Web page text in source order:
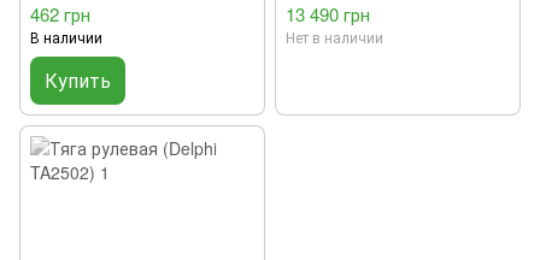
462 грн
В наличии
Купить
13 490 грн
Нет в наличии